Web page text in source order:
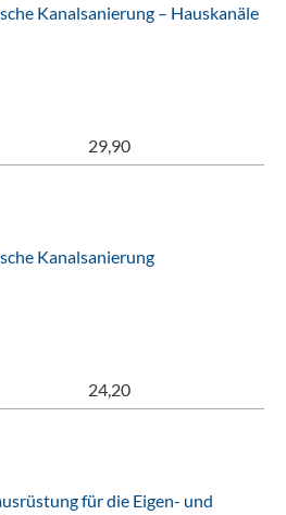
Kanalsanierung – Hauskanäle
29,90
Kanalsanierung
24,20
für die Eigen- und